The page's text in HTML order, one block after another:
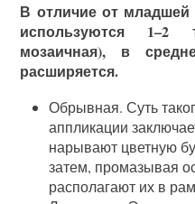
В отличие от младшей
используются 1–2
мозаичная), в
расширяется.
Обрывная. Суть
аппликации
нарывают цветную
затем, промазывая
располагают их в